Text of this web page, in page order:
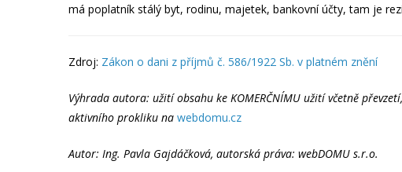
má poplatník stálý byt, rodinu, majetek, bankovní účty, tam je
Zdroj: Zákon o dani z příjmů č. 586/1922 Sb. v platném znění
Výhrada autora: užití obsahu ke KOMERČNÍMU užití včetně
aktivního prokliku na webdomu.cz
Autor: Ing. Pavla Gajdáčková, autorská práva: webDOMU s.r.o.